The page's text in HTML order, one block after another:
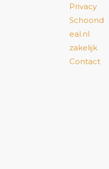
Privacy
Schoond
eal.nl
zakelijk
Contact